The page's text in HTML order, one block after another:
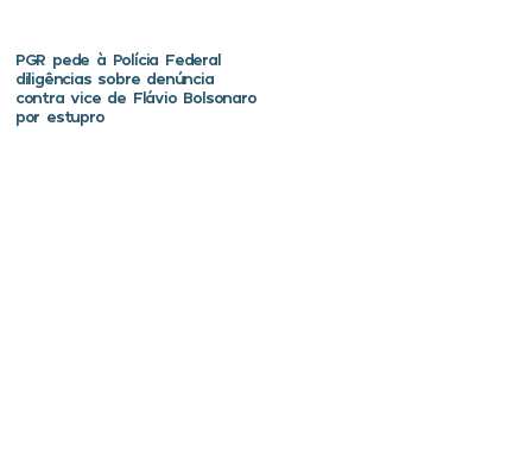
PGR pede à Polícia Federal
diligências sobre denúncia
contra vice de Flávio Bolsonaro
por estupro